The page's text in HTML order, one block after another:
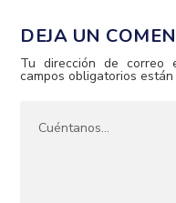
DEJA UN
Tu dirección de correo
campos obligatorios